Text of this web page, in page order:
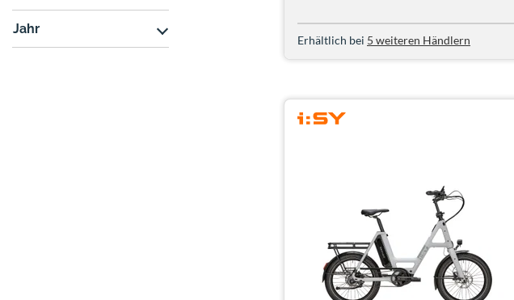
Jahr
Erhältlich bei 5 weiteren Händlern